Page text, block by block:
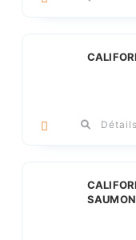
Détails